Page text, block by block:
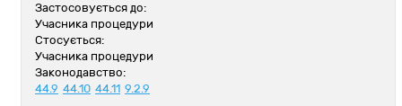
Застосовується до:
Учасника процедури
Стосується:
Учасника процедури
Законодавство:
44.9 44.10 44.11 9.2.9